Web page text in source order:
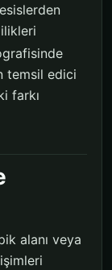
temsil edici
farkı
alanı veya